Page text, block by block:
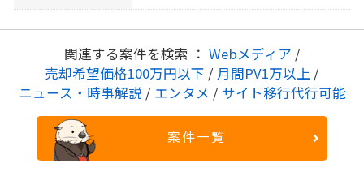
関連する案件を検索 ： Webメディア /
売却希望価格100万円以下 / 月間PV1万以上 /
ニュース・時事解説 / エンタメ / サイト移行代行可能
案件一覧